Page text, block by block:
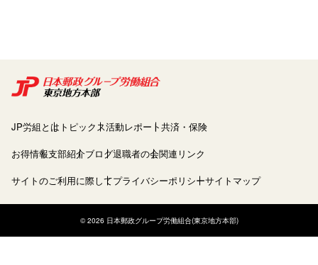
JP労組とは トピックス活動レポート共済・保険
お得情報支部紹介ブログ退職者の会関連リンク
サイトのご利用に際してプライバシーポリシーサイトマップ
© 2026 日本郵政グループ労働組合(東京地方本部)